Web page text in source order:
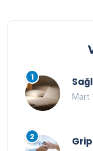
1
Mart
2